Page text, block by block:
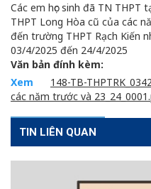
Các em học sinh đã TN THPT
THPT Long Hòa cũ của các
đến trường THPT Rạch Kiến
03/4/2025 đến 24/4/2025
Văn bản đính kèm:
Xem
148-TB-
các năm trước và
TIN LIÊN QUAN